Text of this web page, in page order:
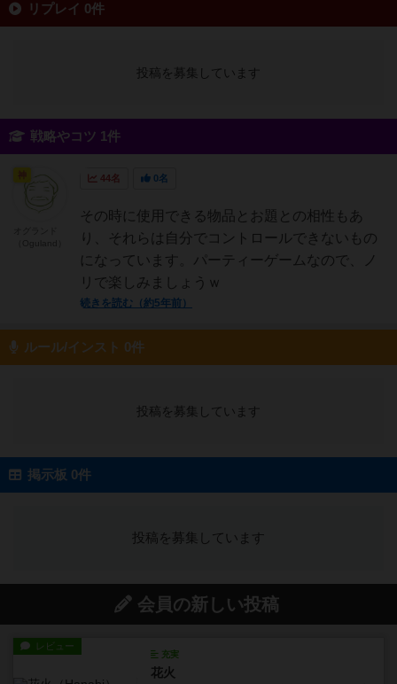
リプレイ 0件
投稿を募集しています
戦略やコツ 1件
44名 0名
その時に使用できる物品とお題との相性もあ
り、それらは自分でコントロールできないもの
になっています。パーティーゲームなので、ノ
リで楽しみましょうｗ
続きを読む（約5年前）
ルール/インスト 0件
投稿を募集しています
掲示板 0件
投稿を募集しています
会員の新しい投稿
レビュー
充実
花火